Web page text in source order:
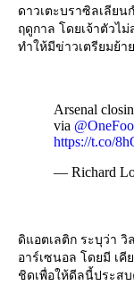
ดาวเตะบราซิลเลีย
ฤดูกาล โดยเจ้าตัว
ทำให้มีข่าวเตรียมย้
Arsenal
via
https://t.co/
— Richard
ดิแอตเลติก ระบุว่า วิ
อาร์เซนอล โดยมี เคี
ชิดเพื่อให้ดีลนี้ประสบ